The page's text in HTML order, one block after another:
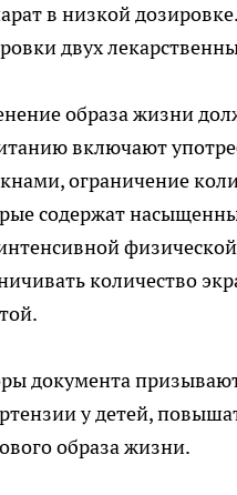
в низкой
двух
образа жизни
включают
ограничение
содержат
количество
документа
у детей,
образа жизни.